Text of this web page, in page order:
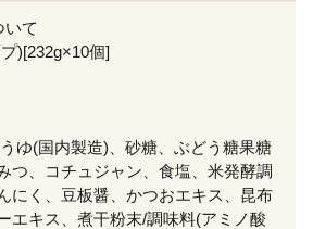
いて
)[232g×10個]
ゆ(国内製造)、砂糖、ぶどう糖果糖
つ、コチュジャン、食塩、米発酵調
にく、豆板醤、かつおエキス、昆布
エキス、煮干粉末/調味料(アミノ酸